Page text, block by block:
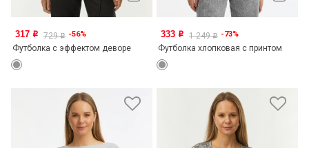
317 o 729o -56%
Футболка с эффектом деворе
333 o 1 249o -73%
Футболка хлопковая с принтом